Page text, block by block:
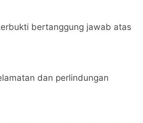
bertanggung jawab atas
dan perlindungan